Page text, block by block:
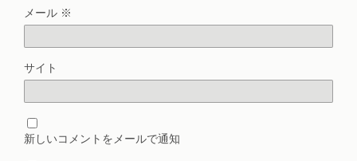
メール ※
サイト
新しいコメントをメールで通知